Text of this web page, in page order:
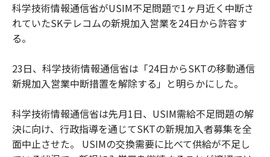
科学技術情報通信省がUSIM不足問題で1ヶ月近く中断さ
れていたSKテレコムの新規加入営業を24日から許容す
る。
23日、科学技術情報通信省は「24日からSKTの移動通信
新規加入営業中断措置を解除する」と明らかにした。
科学技術情報通信省は先月1日、USIM需給不足問題の解
決に向け、行政指導を通じてSKTの新規加入者募集を全
面中止させた。 USIMの交換需要に比べて供給が不足し